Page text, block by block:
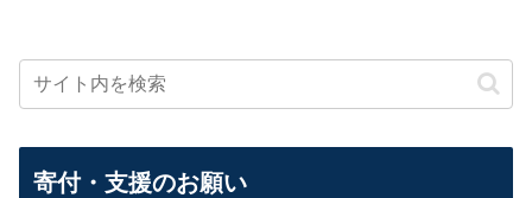
寄付・支援のお願い